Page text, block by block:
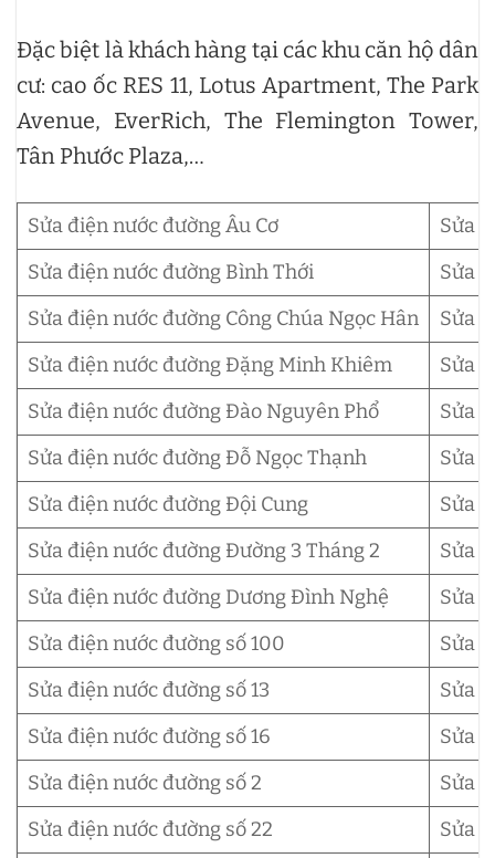
Đặc biệt là khách hàng tại các khu căn hộ dân
cư: cao ốc RES 11, Lotus Apartment, The Park
Avenue, EverRich, The Flemington Tower,
Tân Phước Plaza,…
Sửa điện nước đường Âu Cơ
Sửa
Sửa điện nước đường Bình Thới
Sửa
Sửa điện nước đường Công Chúa Ngọc Hân
Sửa
Sửa điện nước đường Đặng Minh Khiêm
Sửa
Sửa điện nước đường Đào Nguyên Phổ
Sửa
Sửa điện nước đường Đỗ Ngọc Thạnh
Sửa
Sửa điện nước đường Đội Cung
Sửa
Sửa điện nước đường Đường 3 Tháng 2
Sửa
Sửa điện nước đường Dương Đình Nghệ
Sửa
Sửa điện nước đường số 100
Sửa
Sửa điện nước đường số 13
Sửa
Sửa điện nước đường số 16
Sửa
Sửa điện nước đường số 2
Sửa
Sửa điện nước đường số 22
Sửa